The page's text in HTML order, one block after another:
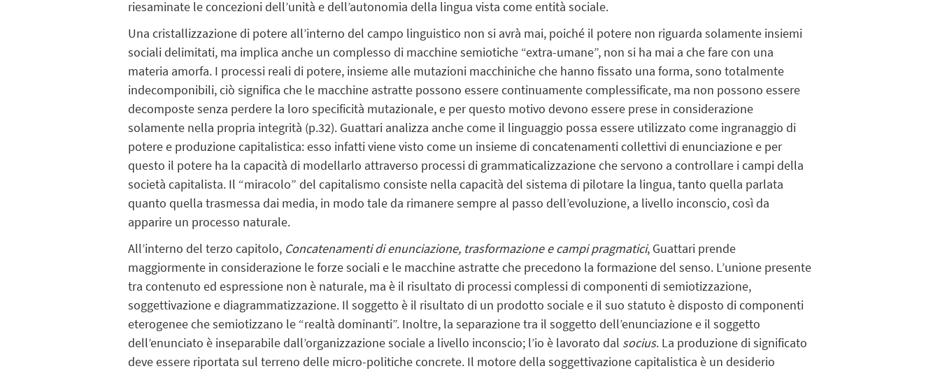
riesaminate le concezioni dell’unità e dell’autonomia della lingua vista come entità sociale.
Una cristallizzazione di potere all’interno del campo linguistico non si avrà mai, poiché il potere non riguarda solamente insiemi
sociali delimitati, ma implica anche un complesso di macchine semiotiche “extra-umane”, non si ha mai a che fare con una
materia amorfa. I processi reali di potere, insieme alle mutazioni macchiniche che hanno fissato una forma, sono totalmente
indecomponibili, ciò significa che le macchine astratte possono essere continuamente complessificate, ma non possono essere
decomposte senza perdere la loro specificità mutazionale, e per questo motivo devono essere prese in considerazione
solamente nella propria integrità (p.32). Guattari analizza anche come il linguaggio possa essere utilizzato come ingranaggio di
potere e produzione capitalistica: esso infatti viene visto come un insieme di concatenamenti collettivi di enunciazione e per
questo il potere ha la capacità di modellarlo attraverso processi di grammaticalizzazione che servono a controllare i campi della
società capitalista. Il “miracolo” del capitalismo consiste nella capacità del sistema di pilotare la lingua, tanto quella parlata
quanto quella trasmessa dai media, in modo tale da rimanere sempre al passo dell’evoluzione, a livello inconscio, così da
apparire un processo naturale.
All’interno del terzo capitolo, Concatenamenti di enunciazione, trasformazione e campi pragmatici, Guattari prende
maggiormente in considerazione le forze sociali e le macchine astratte che precedono la formazione del senso. L’unione presente
tra contenuto ed espressione non è naturale, ma è il risultato di processi complessi di componenti di semiotizzazione,
soggettivazione e diagrammatizzazione. Il soggetto è il risultato di un prodotto socialee il suo statuto è disposto di componenti
eterogenee che semiotizzano le “realtà dominanti”. Inoltre, la separazione tra il soggetto dell’enunciazione e il soggetto
dell’enunciato è inseparabile dall’organizzazione sociale a livello inconscio; l’io è lavorato dal socius. La produzione di significato
deve essere riportata sul terreno delle micro-politiche concrete. Il motore della soggettivazione capitalistica è un desiderio